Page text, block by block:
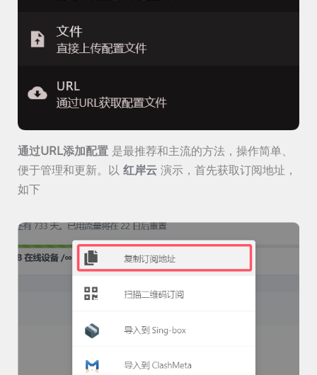
通过URL添加配置 是最推荐和主流的方法，操作简单、
便于管理和更新。以红岸云 演示，首先获取订阅地址，
如下